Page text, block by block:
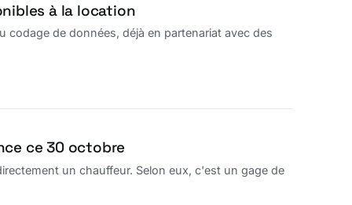
à la location
codage de données, déjà en partenariat avec des
ce 30 octobre
un chauffeur. Selon eux, c'est un gage de